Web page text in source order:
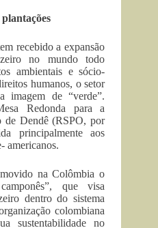
recebido a expansão
no mundo todo
ambientais e sócio-
humanos, o setor
imagem de “verde”.
Redonda para a
de Dendê (RSPO, por
principalmente aos
americanos.
na Colômbia o
que visa
dentro do sistema
colombiana
sustentabilidade no